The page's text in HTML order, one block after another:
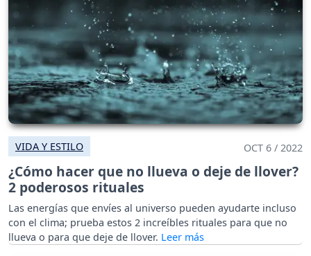
VIDA Y ESTILO OCT 6 / 2022
¿Cómo hacer que no llueva o deje de llover?
2 poderosos rituales
Las energías que envíes al universo pueden ayudarte incluso
con el clima; prueba estos 2 increíbles rituales para que no
llueva o para que deje de llover.